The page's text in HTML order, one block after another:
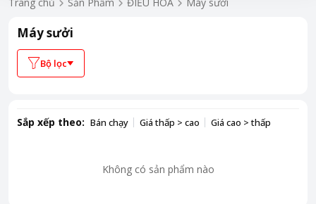
Máy sưởi
Bộ lọc
Sắp xếp theo: Bán chạy Giá thấp > cao Giá cao > thấp
Không có sản phẩm nào